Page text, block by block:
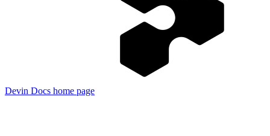
Devin Docs home page